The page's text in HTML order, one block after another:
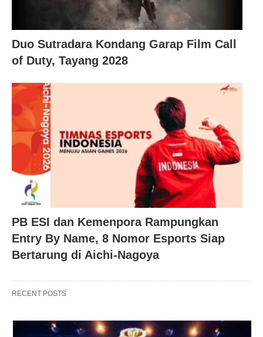
Duo Sutradara Kondang Garap Film Call
of Duty, Tayang 2028
PB ESI dan Kemenpora Rampungkan
Entry By Name, 8 Nomor Esports Siap
Bertarung di Aichi-Nagoya
RECENT POSTS